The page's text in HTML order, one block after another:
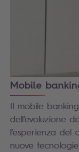
Mobile
Il mobile
dell’evoluzione
l’esperienza del
nuove